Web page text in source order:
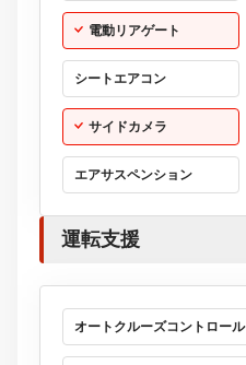
電動リアゲート
シートエアコン
サイドカメラ
エアサスペンション
運転支援
オートクルーズコントロール